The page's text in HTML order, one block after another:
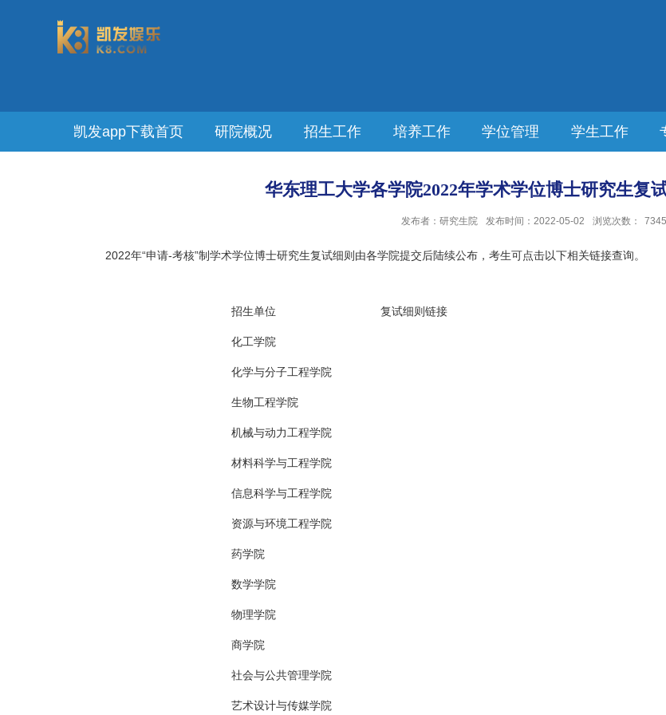
凯发app下载首页 研院概况 招生工作 培养工作 学位管理 学生工作
华东理工大学各学院2022年学术学位博士研究生复
发布者：研究生院 发布时间：2022-05-02 浏览次数： 7345
2022年“申请-考核”制学术学位博士研究生复试细则由各学院提交后陆续公布，考生可点击以下相关链接查询。
招生单位 复试细则链接
化工学院
化学与分子工程学院
生物工程学院
机械与动力工程学院
材料科学与工程学院
信息科学与工程学院
资源与环境工程学院
药学院
数学学院
物理学院
商学院
社会与公共管理学院
艺术设计与传媒学院